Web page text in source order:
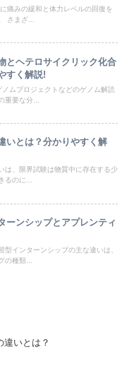
痛みの緩和と体力レベルの回復を
さまざ...
とヘテロサイクリック化合
すく解説!
ムプロジェクトなどのゲノム解読
重要な分...
いとは？分かりやすく解
は、限界試験は物質中に存在する少
るのに...
ーンシップとアプレンティ
インターンシップの主な違いは、
の種類...
違いとは？